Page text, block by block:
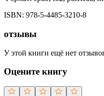
ISBN: 978-5-4485-3210-8
отзывы
У этой книги ещё нет
Оцените книгу